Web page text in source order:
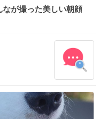
が撮った美しい朝顔